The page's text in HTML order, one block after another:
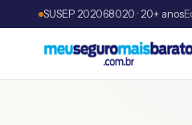
SUSEP 202068020 · 20+ anos